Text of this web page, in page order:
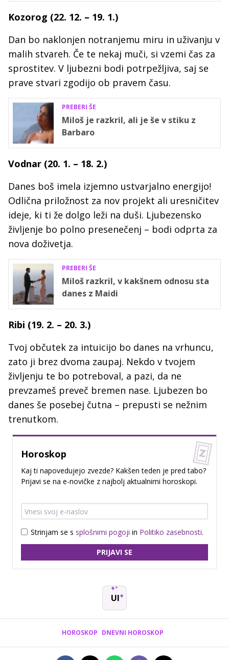
Kozorog (22. 12. – 19. 1.)
Dan bo naklonjen notranjemu miru in uživanju v
malih stvareh. Če te nekaj muči, si vzemi čas za
sprostitev. V ljubezni bodi potrpežljiva, saj se
prave stvari zgodijo ob pravem času.
PREBERI ŠE
Miloš je razkril, ali je še v stiku z
Barbaro
Vodnar (20. 1. – 18. 2.)
Danes boš imela izjemno ustvarjalno energijo!
Odlična priložnost za nov projekt ali uresničitev
ideje, ki ti že dolgo leži na duši. Ljubezensko
življenje bo polno presenečenj – bodi odprta za
nova doživetja.
PREBERI ŠE
Miloš razkril, v kakšnem odnosu sta
danes z Maidi
Ribi (19. 2. – 20. 3.)
Tvoj občutek za intuicijo bo danes na vrhuncu,
zato ji brez dvoma zaupaj. Nekdo v tvojem
življenju te bo potreboval, a pazi, da ne
prevzameš preveč bremen nase. Ljubezen bo
danes še posebej čutna – prepusti se nežnim
trenutkom.
Horoskop
Kaj ti napovedujejo zvezde? Kakšen teden je pred tabo?
Prijavi se na e-novičke z najbolj aktualnimi horoskopi.
Strinjam se s splošnimi pogoji in Politiko zasebnosti.
PRIJAVI SE
UI
HOROSKOP DNEVNI HOROSKOP